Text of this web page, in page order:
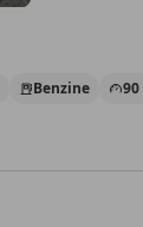
Benzine 90